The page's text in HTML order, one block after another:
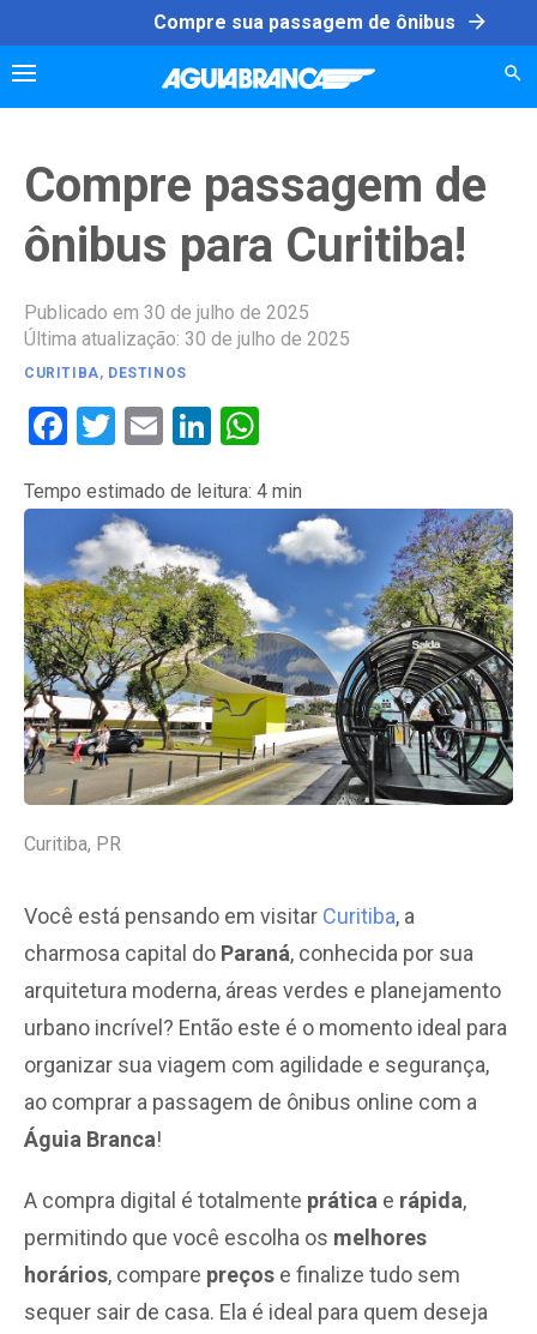
to
content
Compre sua passagem de ônibus arrow_forward
Compre passagem de
ônibus para Curitiba!
Publicado em 30 de julho de 2025
Última atualização: 30 de julho de 2025
CURITIBA, DESTINOS
Facebook
Twitter
EmailLinkedIn
Tempo estimado de leitura: 4 min
Curitiba, PR
Você está pensando em visitar Curitiba, a
charmosa capital do Paraná, conhecida por sua
arquitetura moderna, áreas verdes e planejamento
urbano incrível? Então este é o momento ideal para
organizar sua viagem com agilidade e segurança,
ao comprar a passagem de ônibus online com a
Águia Branca!
A compra digital é totalmente prática e rápida,
permitindo que você escolha os melhores
horários, compare preços e finalize tudo sem
sequer sair de casa. Ela é ideal para quem deseja